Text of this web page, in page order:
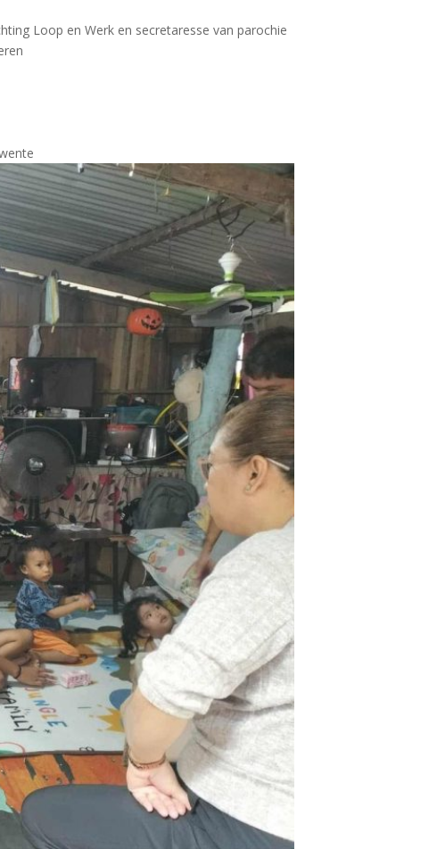
Loop en Werk en secretaresse van parochie